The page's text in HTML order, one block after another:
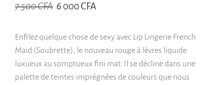
7 500CFA 6 000CFA
Enfilez quelque chose de sexy avec Lip Lingerie French
Maid (Soubrette), le nouveau rouge à lèvres liquide
luxueux au somptueux fini mat. Il se décline dans une
palette de teintes imprégnées de couleurs que nous